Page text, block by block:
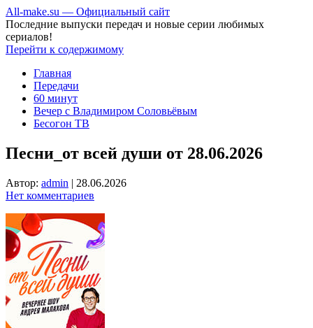
All-make.su — Официальный сайт
Последние выпуски передач и новые серии любимых
сериалов!
Перейти к содержимому
Главная
Передачи
60 минут
Вечер с Владимиром Соловьёвым
Бесогон ТВ
Песни_от всей души от 28.06.2026
Автор: admin | 28.06.2026
Нет комментариев